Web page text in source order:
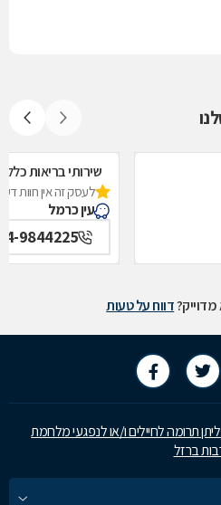
שירותי בריאות
לעסק זה אין חוות
עין כרמל
9844225
דווח על טעות
תרומה לחיילים ו/או לנפגעי מלחמת
ברזל